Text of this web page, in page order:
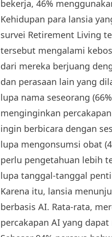
bekerja, 46%
Kehidupan para lansia
survei Retirement Living
tersebut mengalami
dari mereka berjuang
dan perasaan lain yang
lupa nama seseorang
menginginkan
ingin berbicara dengan
lupa mengonsumsi obat
perlu pengetahuan lebih
lupa tanggal-tanggal
Karena itu, lansia
berbasis AI. Rata-rata,
percakapan AI yang